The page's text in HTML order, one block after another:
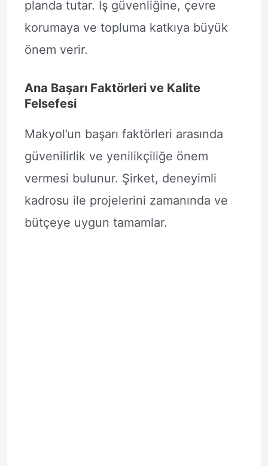
planda tutar. İş güvenliğine, çevre
korumaya ve topluma katkıya büyük
önem verir.
Ana Başarı Faktörleri ve Kalite
Felsefesi
Makyol’un başarı faktörleri arasında
güvenilirlik ve yenilikçiliğe önem
vermesi bulunur. Şirket, deneyimli
kadrosu ile projelerini zamanında ve
bütçeye uygun tamamlar.